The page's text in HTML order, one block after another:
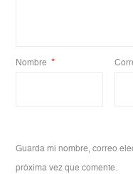
Nombre *
Guarda mi nombre, correo
próxima vez que comente.